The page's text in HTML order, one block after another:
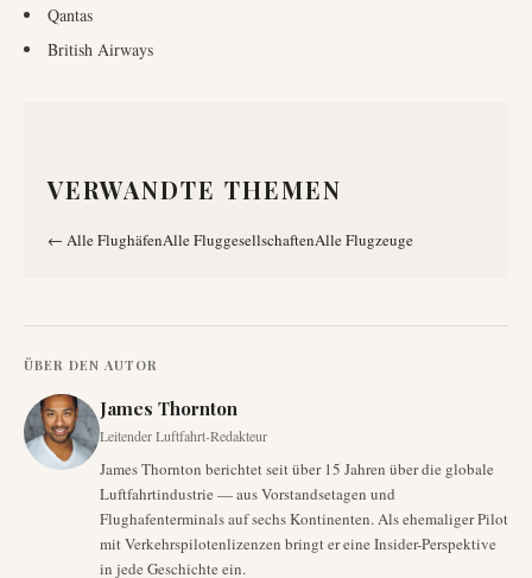
Qantas
British Airways
VERWANDTE THEMEN
← Alle FlughäfenAlle FluggesellschaftenAlle Flugzeuge
ÜBER DEN AUTOR
James Thornton
Leitender Luftfahrt-Redakteur
James Thornton berichtet seit über 15 Jahren über die globale
Luftfahrtindustrie — aus Vorstandsetagen und
Flughafenterminals auf sechs Kontinenten. Als ehemaliger Pilot
mit Verkehrspilotenlizenzen bringt er eine Insider-Perspektive
in jede Geschichte ein.